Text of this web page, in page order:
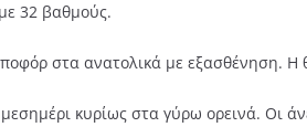
32 βαθμούς.
στα ανατολικά με εξασθένηση.
κυρίως στα γύρω ορεινά. Οι